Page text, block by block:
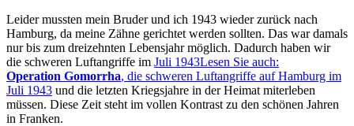
Leider mussten mein Bruder und ich 1943 wieder zurück nach
Hamburg, da meine Zähne gerichtet werden sollten. Das war damals
nur bis zum dreizehnten Lebensjahr möglich. Dadurch haben wir
die schweren Luftangriffe im Juli 1943Lesen Sie auch:
Operation Gomorrha, die schweren Luftangriffe auf Hamburg im
Juli 1943 und die letzten Kriegsjahre in der Heimat miterleben
müssen. Diese Zeit steht im vollen Kontrast zu den schönen Jahren
in Franken.